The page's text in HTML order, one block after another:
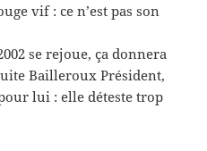
vif : ce n’est pas son
se rejoue, ça donnera
Bailleroux Président,
lui : elle déteste trop